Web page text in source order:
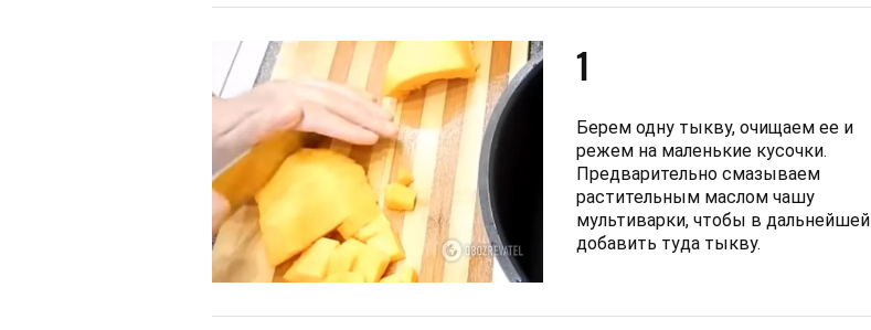
1
Берем одну тыкву, очищаем ее и
режем на маленькие кусочки.
Предварительно смазываем
растительным маслом чашу
мультиварки, чтобы в дальнейшей
добавить туда тыкву.